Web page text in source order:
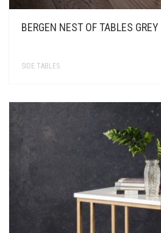
BERGEN NEST OF TABLES GREY
SIDE TABLES